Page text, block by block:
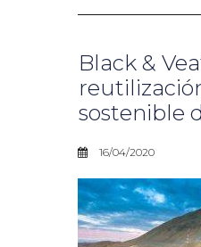
Black &
sostenible
16/04/2020